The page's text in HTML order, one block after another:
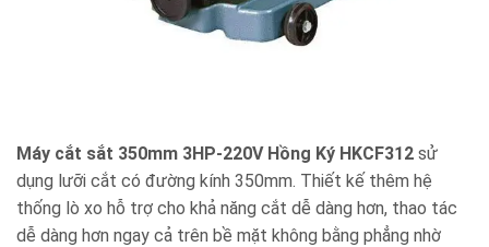
Máy cắt sắt 350mm 3HP-220V Hồng Ký HKCF312 sử
dụng lưỡi cắt có đường kính 350mm. Thiết kế thêm hệ
thống lò xo hỗ trợ cho khả năng cắt dễ dàng hơn, thao tác
dễ dàng hơn ngay cả trên bề mặt không bằng phẳng nhờ